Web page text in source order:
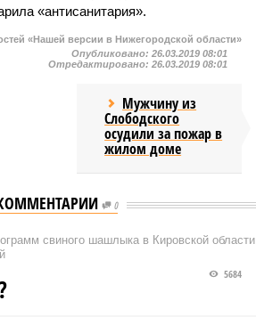
«антисанитария».
«Нашей версии в Нижегородской области»
Опубликовано: 26.03.2019 08:01
Отредактировано: 26.03.2019 08:01
Мужчину из
Слободского
осудили за пожар в
жилом доме
0
свиного шашлыка в Кировской области
5684